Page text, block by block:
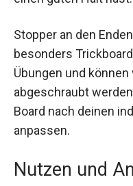
farbenfrohe und
dafür, dass du stets
Stopper an den
besonders
Übungen und
abgeschraubt
Board nach deinen
anpassen.